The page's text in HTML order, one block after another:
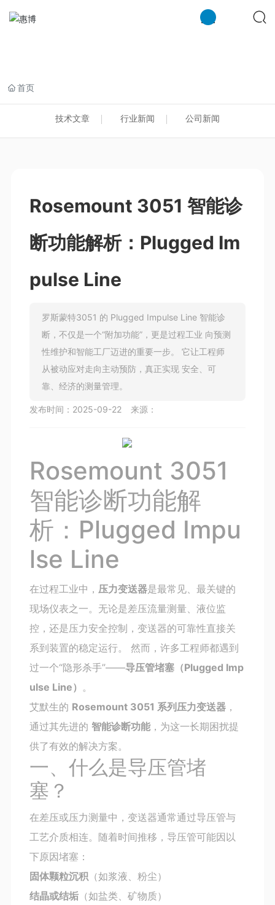
米兰注册
首页
技术文章 行业新闻 公司新闻
Rosemount 3051 智能诊
断功能解析：Plugged Im
pulse Line
罗斯蒙特3051 的 Plugged Impulse Line 智能诊
断，不仅是一个“附加功能”，更是过程工业 向预测
性维护和智能工厂迈进的重要一步。 它让工程师
从被动应对走向主动预防，真正实现 安全、可
靠、经济的测量管理。
发布时间： 2025-09-22 来源：
Rosemount 3051
智能诊断功能解
析：Plugged Impu
lse Line
在过程工业中， 压力变送器是最常见、最关键的
现场仪表之一。无论是差压流量测量、液位监
控，还是压力安全控制，变送器的可靠性直接关
系到装置的稳定运行。 然而，许多工程师都遇到
过一个“隐形杀手”——导压管堵塞（Plugged Imp
ulse Line） 。
艾默生的 Rosemount 3051 系列压力变送器 ，
通过其先进的智能诊断功能 ，为这一长期困扰提
供了有效的解决方案。
一、什么是导压管堵
塞？
在差压或压力测量中，变送器通常通过导压管与
工艺介质相连。随着时间推移，导压管可能因以
下原因堵塞：
固体颗粒沉积 （如浆液、粉尘）
结晶或结垢 （如盐类、矿物质）